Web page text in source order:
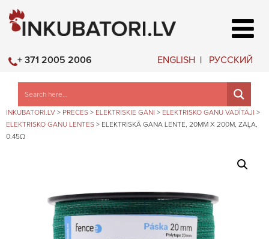
ENGLISH РУССКИЙ
+ 371 2005 2006
INKUBATORI.LV > PRECES > ELEKTRISKIE GANI > ELEKTRISKO GANU VADĪTĀJI >
ELEKTRISKO GANU LENTES > ELEKTRISKĀ GANA LENTE, 20MM X 200M, ZAĻA,
0.45Ω